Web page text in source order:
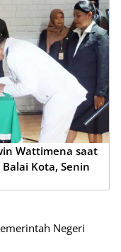
Wattimena saat
Kota, Senin
Negeri